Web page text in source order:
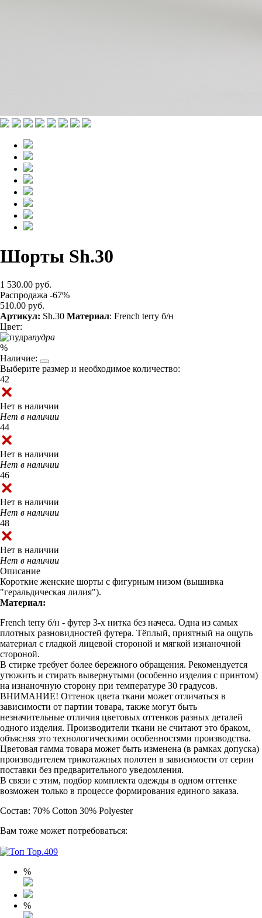
Шорты Sh.30
1 530.00 руб.
Распродажа -67%
510.00 руб.
Артикул: Sh.30 Материал: French terry б/н
Цвет:
пудра
%
Наличие:
Выберите размер и необходимое количество:
42
Нет в наличии
Нет в наличии
44
Нет в наличии
Нет в наличии
46
Нет в наличии
Нет в наличии
48
Нет в наличии
Нет в наличии
Описание
Короткие женские шорты с фигурным низом (вышивка
"геральдическая лилия").
Материал:
French terry б/н - футер 3-х нитка без начеса. Одна из самых
плотных разновидностей футера. Тёплый, приятный на ощупь
материал с гладкой лицевой стороной и мягкой изнаночной
стороной.
В стирке требует более бережного обращения. Рекомендуется
утюжить и стирать вывернутыми (особенно изделия с принтом)
на изнаночную сторону при температуре 30 градусов.
ВНИМАНИЕ! Оттенок цвета ткани может отличаться в
зависимости от партии товара, также могут быть
незначительные отличия цветовых оттенков разных деталей
одного изделия. Производители ткани не считают это браком,
объясняя это технологическими особенностями производства.
Цветовая гамма товара может быть изменена (в рамках допуска)
производителем трикотажных полотен в зависимости от серии
поставки без предварительного уведомления.
В связи с этим, подбор комплекта одежды в одном оттенке
возможен только в процессе формирования единого заказа.
Состав: 70% Cotton 30% Polyester
Вам тоже может потребоваться:
%
%